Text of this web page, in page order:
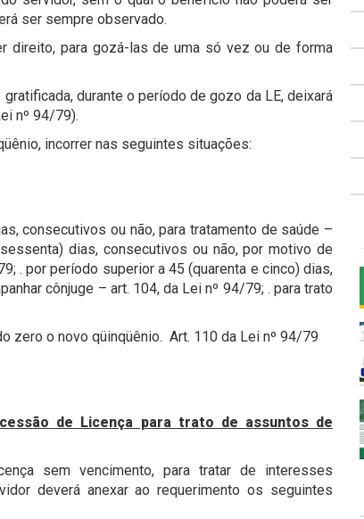
ser sempre observado.
direito, para gozá-las de uma só vez ou de forma
durante o período de gozo da LE, deixará
nº 94/79).
incorrer nas seguintes situações:
consecutivos ou não, para tratamento de saúde –
dias, consecutivos ou não, por motivo de
. por período superior a 45 (quarenta e cinco) dias,
cônjuge – art. 104, da Lei nº 94/79; . para trato
zero o novo qüinqüênio. Art. 110 da Lei nº 94/79
de Licença para trato de assuntos de
sem vencimento, para tratar de interesses
deverá anexar ao requerimento os seguintes